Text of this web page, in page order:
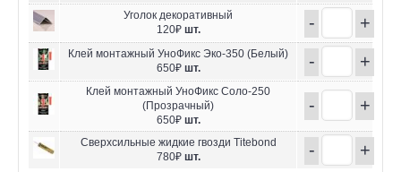
Уголок декоративный
120₽ шт. - +
Клей монтажный УноФикс Эко-350 (Белый)
650₽ шт. - +
Клей монтажный УноФикс Соло-250
(Прозрачный)
650₽ шт.
- +
Сверхсильные жидкие гвозди Titebond
780₽ шт. - +